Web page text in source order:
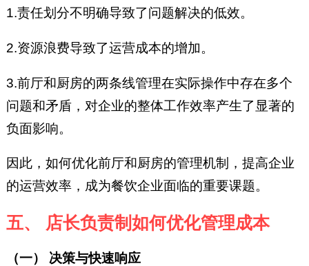
1.责任划分不明确导致了问题解决的低效。
2.资源浪费导致了运营成本的增加。
3.前厅和厨房的两条线管理在实际操作中存在多个
问题和矛盾，对企业的整体工作效率产生了显著的
负面影响。
因此，如何优化前厅和厨房的管理机制，提高企业
的运营效率，成为餐饮企业面临的重要课题。
五、 店长负责制如何优化管理成本
（一） 决策与快速响应